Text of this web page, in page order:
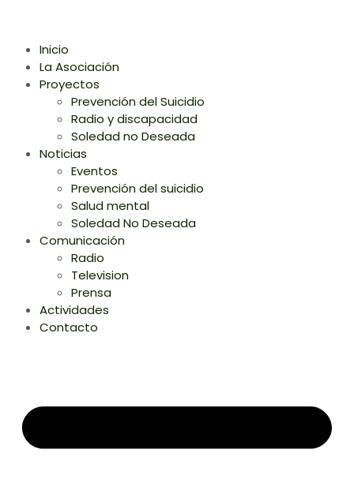
Inicio
La Asociación
Proyectos
Prevención del Suicidio
Radio y discapacidad
Soledad no Deseada
Noticias
Eventos
Prevención del suicidio
Salud mental
Soledad No Deseada
Comunicación
Radio
Television
Prensa
Actividades
Contacto